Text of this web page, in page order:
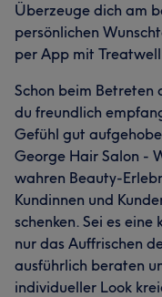
Überzeuge dich am
persönlichen
per App mit
Schon beim Betreten
du freundlich
Gefühl gut
George Hair Salon -
wahren Beauty-
Kundinnen und
schenken. Sei es
nur das Auffrischen
ausführlich beraten
individueller Look